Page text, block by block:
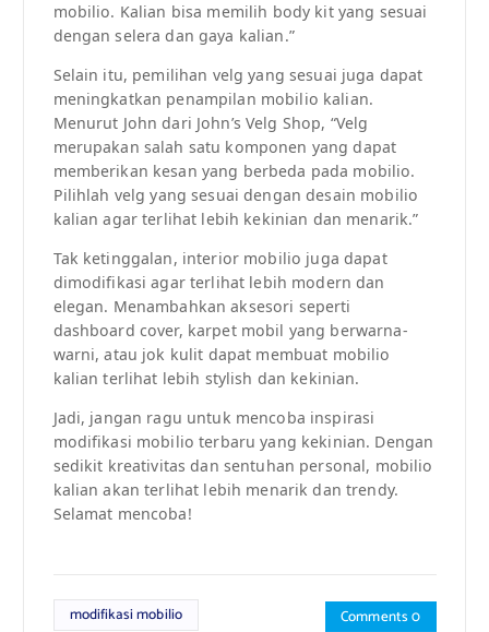
mobilio. Kalian bisa memilih body kit yang sesuai
dengan selera dan gaya kalian.”
Selain itu, pemilihan velg yang sesuai juga dapat
meningkatkan penampilan mobilio kalian.
Menurut John dari John’s Velg Shop, “Velg
merupakan salah satu komponen yang dapat
memberikan kesan yang berbeda pada mobilio.
Pilihlah velg yang sesuai dengan desain mobilio
kalian agar terlihat lebih kekinian dan menarik.”
Tak ketinggalan, interior mobilio juga dapat
dimodifikasi agar terlihat lebih modern dan
elegan. Menambahkan aksesori seperti
dashboard cover, karpet mobil yang berwarna-
warni, atau jok kulit dapat membuat mobilio
kalian terlihat lebih stylish dan kekinian.
Jadi, jangan ragu untuk mencoba inspirasi
modifikasi mobilio terbaru yang kekinian. Dengan
sedikit kreativitas dan sentuhan personal, mobilio
kalian akan terlihat lebih menarik dan trendy.
Selamat mencoba!
modifikasi mobilio Comments 0